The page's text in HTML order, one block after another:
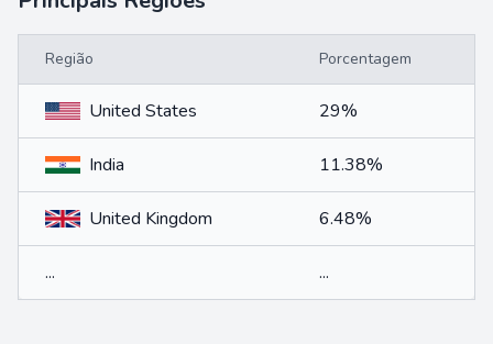
Região Porcentagem
United States 29%
India 11.38%
United Kingdom 6.48%
... ...